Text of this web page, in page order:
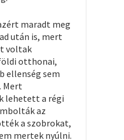
maradt meg
után is, mert
voltak
otthonai,
ellenség sem
Mert
lehetett a régi
az
a szobrokat,
mertek nyúlni.